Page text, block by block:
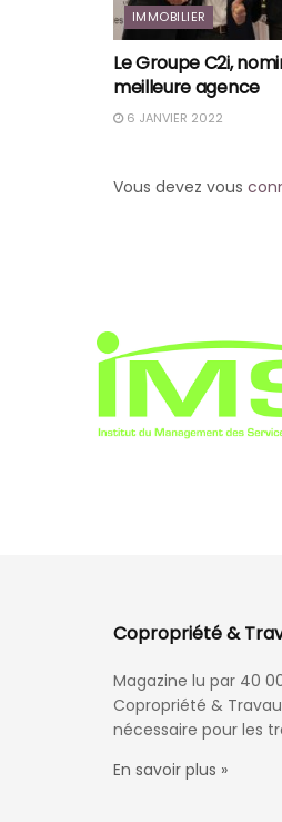
IMMOBILIER
Le Groupe C2i,
meilleure agence
6 JANVIER 2022
Vous devez vous
Copropriété &
Magazine lu par 40
Copropriété &
nécessaire pour les
En savoir plus »